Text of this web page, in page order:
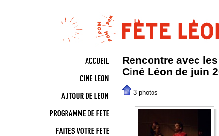
Rencontre avec
Ciné Léon de juin
3 photos